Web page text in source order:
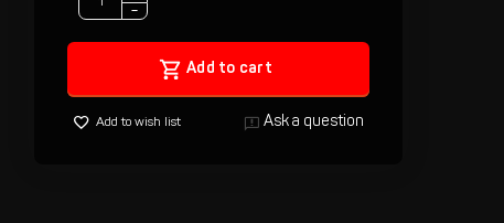
−
Add to cart
Add to wish list Ask a question